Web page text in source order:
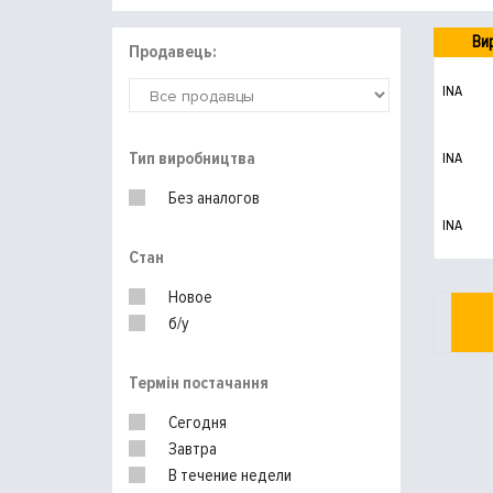
Продавець:
Тип виробництва
Без аналогов
Стан
Новое
б/у
Термін постачання
Сегодня
Завтра
В течение недели
INA
INA
INA